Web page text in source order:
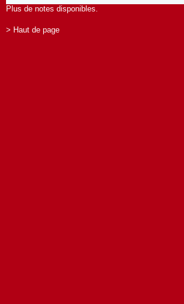
Plus de notes disponibles.
> Haut de page